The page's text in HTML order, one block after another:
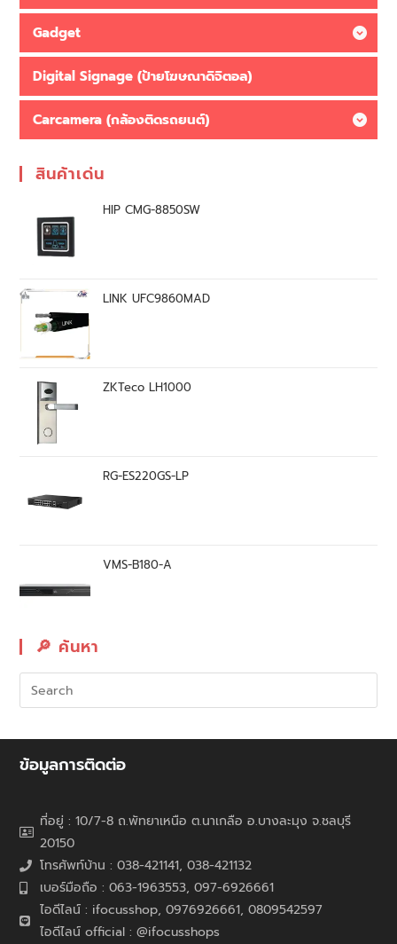
Gadget
Digital Signage (ป้ายโฆษณาดิจิตอล)
Carcamera (กล้องติดรถยนต์)
สินค้าเด่น
HIP CMG-8850SW
LINK UFC9860MAD
ZKTeco LH1000
RG-ES220GS-LP
VMS-B180-A
🔎︎ ค้นหา
ข้อมูลการติดต่อ
ที่อยู่ : 10/7-8 ถ.พัทยาเหนือ ต.นาเกลือ อ.บางละมุง จ.ชลบุรี
20150
โทรศัพท์บ้าน : 038-421141, 038-421132
เบอร์มือถือ : 063-1963553, 097-6926661
ไอดีไลน์ : ifocusshop, 0976926661, 0809542597
ไอดีไลน์ official : @ifocusshops